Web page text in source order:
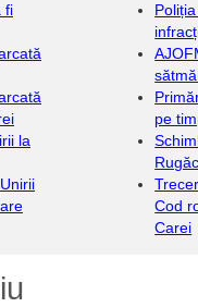
fi
la
pe
Cod
Carei